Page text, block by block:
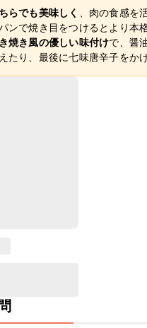
らでも美味しく
、肉の食感
ンで焼き目をつけるとより本
焼き風の優しい味付けで、醤
たり、最後に七味唐辛子をか